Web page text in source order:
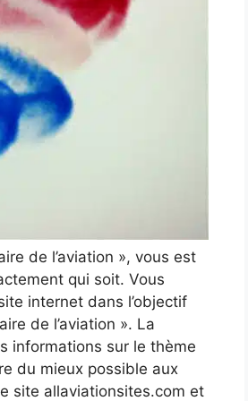
de l’aviation », vous est
qui soit. Vous
internet dans l’objectif
de l’aviation ». La
informations sur le thème
du mieux possible aux
site allaviationsites.com et